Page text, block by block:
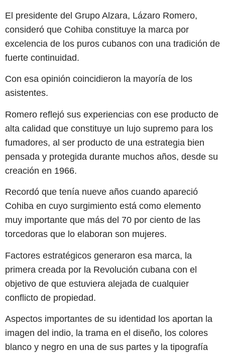
El presidente del Grupo Alzara, Lázaro Romero,
consideró que Cohiba constituye la marca por
excelencia de los puros cubanos con una tradición de
fuerte continuidad.
Con esa opinión coincidieron la mayoría de los
asistentes.
Romero reflejó sus experiencias con ese producto de
alta calidad que constituye un lujo supremo para los
fumadores, al ser producto de una estrategia bien
pensada y protegida durante muchos años, desde su
creación en 1966.
Recordó que tenía nueve años cuando apareció
Cohiba en cuyo surgimiento está como elemento
muy importante que más del 70 por ciento de las
torcedoras que lo elaboran son mujeres.
Factores estratégicos generaron esa marca, la
primera creada por la Revolución cubana con el
objetivo de que estuviera alejada de cualquier
conflicto de propiedad.
Aspectos importantes de su identidad los aportan la
imagen del indio, la trama en el diseño, los colores
blanco y negro en una de sus partes y la tipografía